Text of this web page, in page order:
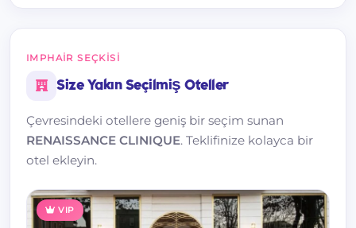
IMPHAIR SEÇKISI
Size Yakın Seçilmiş Oteller
Çevresindeki otellere geniş bir seçim sunan
RENAISSANCE CLINIQUE. Teklifinize kolayca bir
otel ekleyin.
VIP